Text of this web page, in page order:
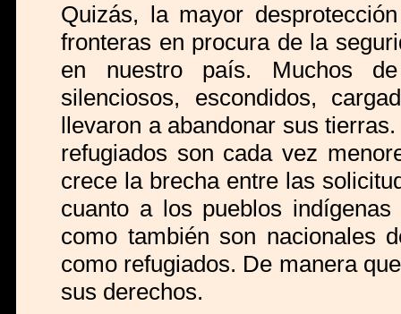
Quizás, la mayor
fronteras en procura de la
en nuestro país. Muchos
silenciosos, escondidos,
llevaron a abandonar sus
refugiados son cada vez
crece la brecha entre las
cuanto a los pueblos
como también son nacionales
como refugiados. De manera
sus derechos.